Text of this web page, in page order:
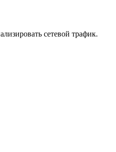
сетевой трафик.